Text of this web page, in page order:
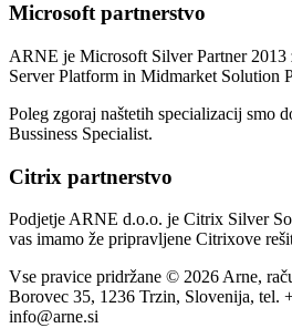
Microsoft partnerstvo
ARNE je Microsoft Silver Partner 2013
Server Platform in Midmarket Solution
Poleg zgoraj naštetih specializacij smo
Bussiness Specialist.
Citrix partnerstvo
Podjetje ARNE d.o.o. je Citrix Silver
vas imamo že pripravljene Citrixove
Vse pravice pridržane © 2026 Arne,
Borovec 35, 1236 Trzin, Slovenija, tel.
info@arne.si